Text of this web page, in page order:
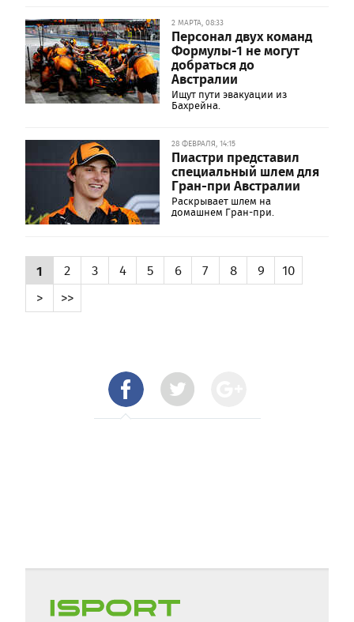
2 МАРТА, 08:33
Персонал двух команд
Формулы-1 не могут
добраться до
Австралии
Ищут пути эвакуации из
Бахрейна.
28 ФЕВРАЛЯ, 14:15
Пиастри представил
специальный шлем для
Гран-при Австралии
Раскрывает шлем на
домашнем Гран-при.
1 2 3 4 5 6 7 8 9
10
>
>>